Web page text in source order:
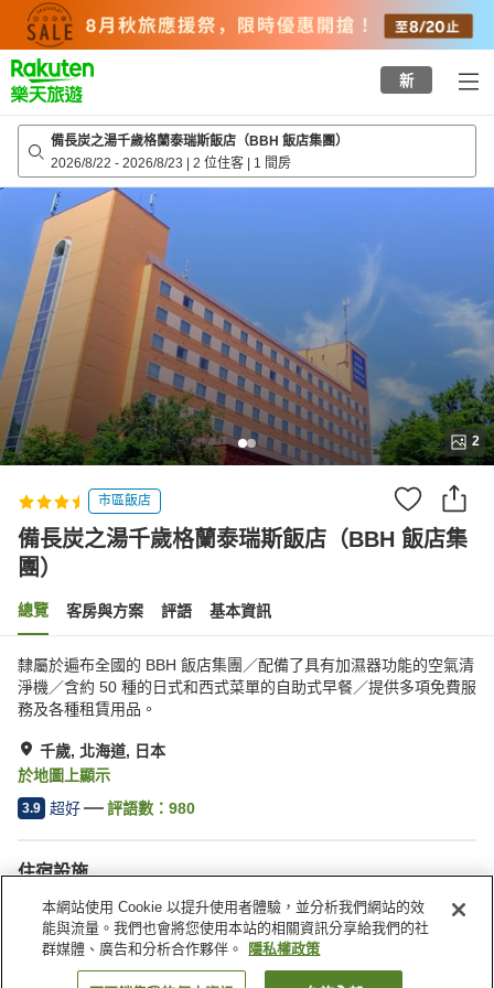
top
page
新
備長炭之湯千歲格蘭泰瑞斯飯店（BBH 飯店集團）
2026/8/22 - 2026/8/23 | 2 位住客 | 1 間房
2
市區飯店
備長炭之湯千歲格蘭泰瑞斯飯店（BBH 飯店集
團）
總覽 客房與方案 評語 基本資訊
隸屬於遍布全國的 BBH 飯店集團／配備了具有加濕器功能的空氣清
淨機／含約 50 種的日式和西式菜單的自助式早餐／提供多項免費服
務及各種租賃用品。
千歲, 北海道, 日本
於地圖上顯示
3.9 超好 評語數： 980
住宿設施
停車場
公共浴室
三溫暖
Spa／美容沙龍
日本 北海道 千歲
本網站使用 Cookie 以提升使用者體驗，並分析我們網站的效
能與流量。我們也會將您使用本站的相關資訊分享給我們的社
群媒體、廣告和分析合作夥伴。
隱私權政策